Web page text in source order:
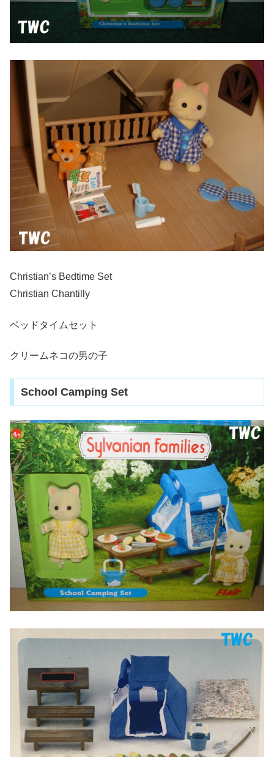
Christian’s Bedtime Set
Christian Chantilly
ベッドタイムセット
クリームネコの男の子
School Camping Set